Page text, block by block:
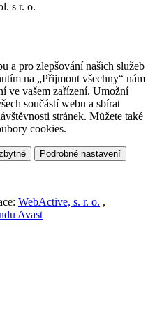
s r. o.
a pro zlepšování našich služeb
na „Přijmout všechny“ nám
ve vašem zařízení. Umožní
součástí webu a sbírat
stránek. Můžete také
cookies.
Podrobné nastavení
WebActive, s. r. o. ,
Avast